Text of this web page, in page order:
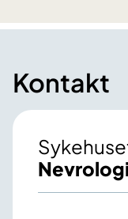
Kontakt